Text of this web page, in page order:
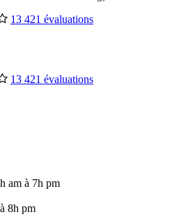
13 421 évaluations
13 421 évaluations
am à 7h pm
8h pm